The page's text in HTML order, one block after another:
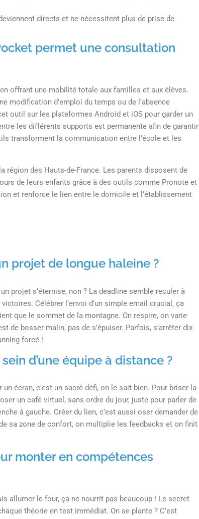
directs et ne nécessitent plus de prise de
permet une consultation
offrant une mobilité totale aux familles et aux élèves.
modification d’emploi du temps ou de l’absence
outil sur les plateformes Android et iOS pour garder un
les différents supports est permanente afin de garantir
transforment la communication entre l’école et les
région des Hauts-de-France. Les parents disposent de
de leurs enfants grâce à des outils comme Pronote et
et renforce le lien entre le domicile et l’établissement
projet de longue haleine ?
projet s’éternise, non ? La deadline semble reculer à
Célébrer l’envoi d’un simple email crucial, ça
que le sommet de la montagne. On respire, on varie
de bosser malin, pas de s’épuiser. Parfois, s’arrêter dix
forcé !
d’une équipe à distance ?
écran, c’est un sacré défi, on le sait bien. Pour briser la
un café virtuel, sans ordre du jour, juste pour parler de
à gauche. Créer du lien, c’est aussi oser demander de
sa zone de confort, on multiplie les feedbacks et on finit
monter en compétences
allumer le four, ça ne nourrit pas beaucoup ! Le secret
théorie en test immédiat. On se plante ? C’est